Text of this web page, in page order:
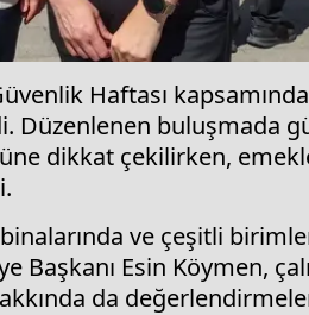
Haftası
Düzenlenen buluşmada
dikkat çekilirken,
ve çeşitli
Esin Köymen,
da